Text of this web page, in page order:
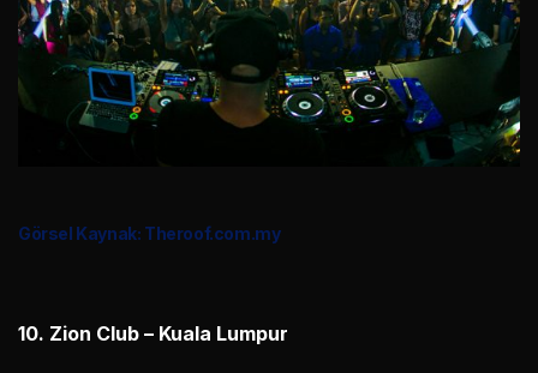
Görsel Kaynak: Theroof.com.my
10. Zion Club – Kuala Lumpur